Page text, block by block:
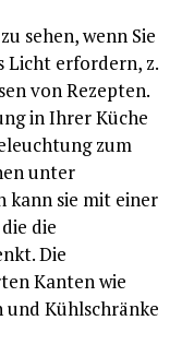
sehen, wenn Sie
Licht erfordern, z.
von Rezepten.
in Ihrer Küche
zum
unter
kann sie mit einer
die
Die
Kanten wie
Kühlschränke